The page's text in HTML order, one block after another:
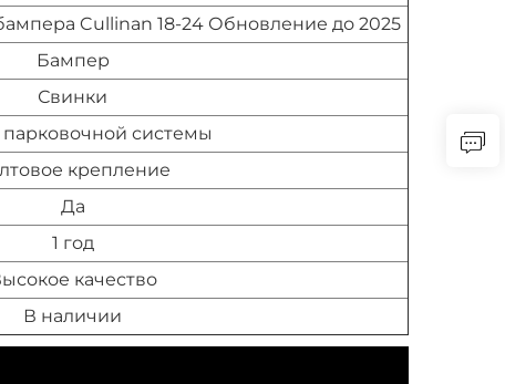
Cullinan 18-24 Обновление до 2025
Бампер
Свинки
системы
крепление
Да
1 год
качество
В наличии